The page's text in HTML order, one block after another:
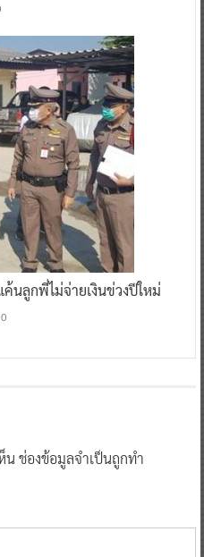
นลูกพี่ไม่จ่ายเงินข่วงปีใหม่
0
นช่องข้อมูลจำเป็นถูกทำ